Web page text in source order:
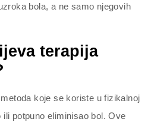
bola, a ne samo njegovih
terapija
koje se koriste u fizikalnoj
potpuno eliminisao bol. Ove